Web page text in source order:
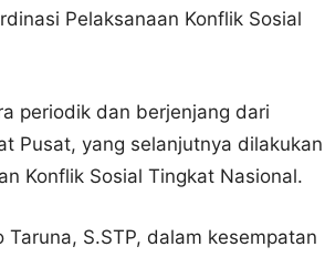
Pelaksanaan Konflik Sosial
periodik dan berjenjang dari
Pusat, yang selanjutnya dilakukan
Konflik Sosial Tingkat Nasional.
S.STP, dalam kesempatan